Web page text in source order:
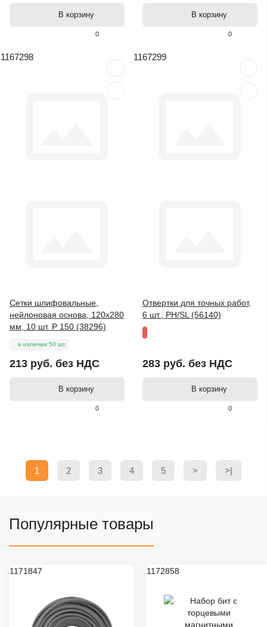
0
В корзину
0
В корзину
1167298
0
Сетки шлифовальные,
нейлоновая основа, 120х280
мм, 10 шт. Р 150 (38296)
в наличии 50 шт.
213 руб. без НДС
В корзину
1167299
0
Отвертки для точных работ,
6 шт., PH/SL (56140)
283 руб. без НДС
В корзину
1 2 3 4 5 > >|
Популярные товары
1171847 1172858